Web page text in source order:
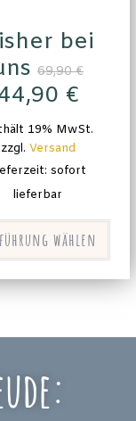
bei
69,90€
€
19% MwSt.
zzgl. Versand
sofort
lieferbar
wählen